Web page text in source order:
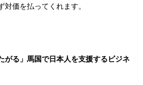
対価を払ってくれます。
がる」馬国で日本人を支援するビジネ